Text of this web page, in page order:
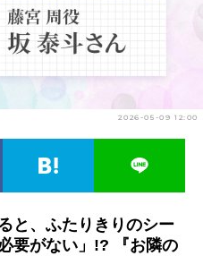
実写化映画一覧
2026-05-09 12:00
と、ふたりきりのシー
要がない」!? 『お隣の